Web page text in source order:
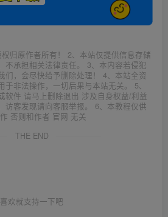
归原作者所有！ 2、本站仅提供信息存储
不承担相关法律责任。 3、本内容若侵犯
们，会尽快给予删除处理！ 4、本站全资
非法操作，一切后果与本站无关。 5、
软件 请马上删除退出 涉及自身权益/利益
访客发现请向客服举报。 6、本教程仅供
否则和作者 官网 无关
THE END
喜欢就支持一下吧